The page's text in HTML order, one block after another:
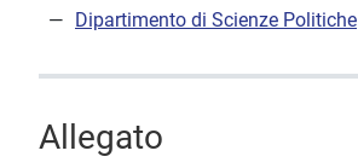
Dipartimento di Scienze Politiche
Allegato